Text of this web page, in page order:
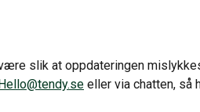
slik at oppdateringen
eller via chatten, så